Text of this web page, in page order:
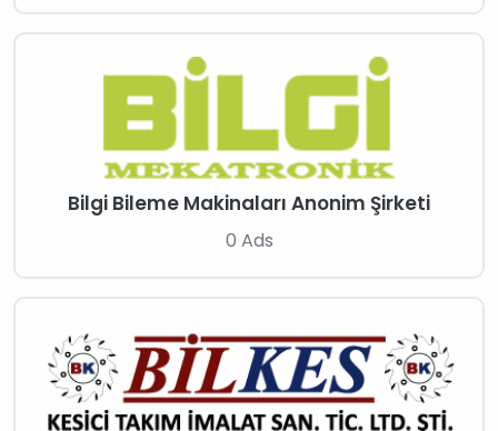
Bilgi Bileme Makinaları Anonim Şirketi
0 Ads